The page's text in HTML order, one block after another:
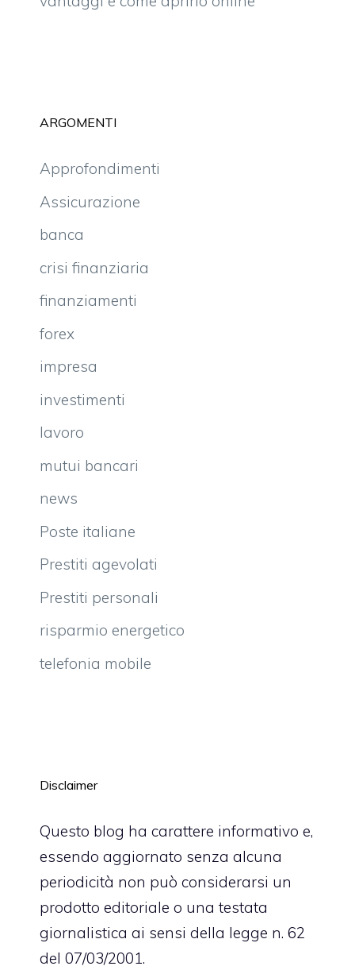
ARGOMENTI
Approfondimenti
Assicurazione
banca
crisi finanziaria
finanziamenti
forex
impresa
investimenti
lavoro
mutui bancari
news
Poste italiane
Prestiti agevolati
Prestiti personali
risparmio energetico
telefonia mobile
Disclaimer
Questo blog ha carattere informativo e,
essendo aggiornato senza alcuna
periodicità non può considerarsi un
prodotto editoriale o una testata
giornalistica ai sensi della legge n. 62
del 07/03/2001.